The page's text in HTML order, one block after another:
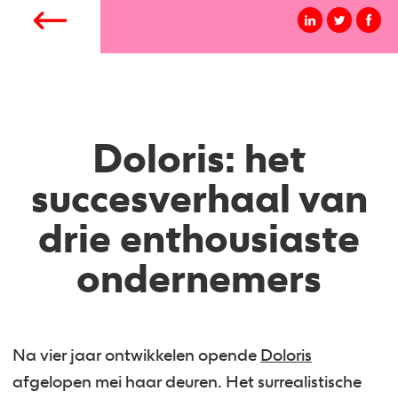
Doloris: het
succesverhaal van
drie enthousiaste
ondernemers
Na vier jaar ontwikkelen opende Doloris
afgelopen mei haar deuren. Het surrealistische